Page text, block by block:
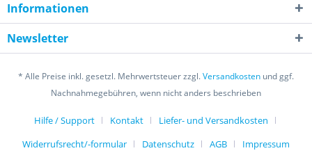
Informationen
Newsletter
* Alle Preise inkl. gesetzl. Mehrwertsteuer zzgl.Versandkosten und ggf.
Nachnahmegebühren, wenn nicht anders beschrieben
Hilfe / Support Kontakt
Liefer- und Versandkosten
Widerrufsrecht/-formular
Datenschutz AGB Impressum